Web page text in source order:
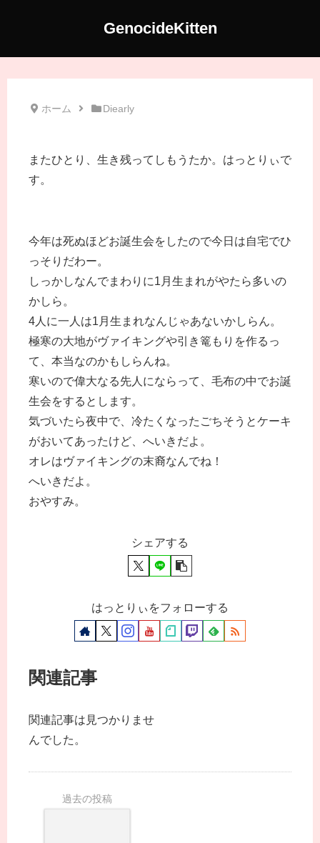
GenocideKitten
ホーム Diearly
またひとり、生き残ってしもうたか。はっとりぃで
す。
今年は死ぬほどお誕生会をしたので今日は自宅でひ
っそりだわー。
しっかしなんでまわりに1月生まれがやたら多いの
かしら。
4人に一人は1月生まれなんじゃあないかしらん。
極寒の大地がヴァイキングや引き篭もりを作るっ
て、本当なのかもしらんね。
寒いので偉大なる先人にならって、毛布の中でお誕
生会をするとします。
気づいたら夜中で、冷たくなったごちそうとケーキ
がおいてあったけど、へいきだよ。
オレはヴァイキングの末裔なんでね！
へいきだよ。
おやすみ。
シェアする
はっとりぃをフォローする
関連記事
関連記事は見つかりませ
んでした。